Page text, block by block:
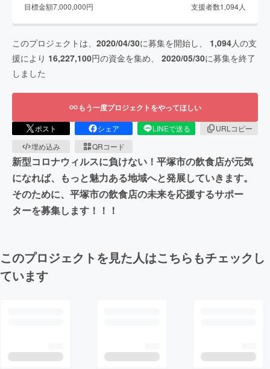
目標金額7,000,000円 支援者数1,094人
このプロジェクトは、 2020/04/30に募集を開始し、 1,094人の支
援により 16,227,100円の資金を集め、 2020/05/30に募集を終了
しました
もう一度プロジェクトをやってほしい
ポスト シェア LINEで送る
URLコピー
埋め込み
QRコード
新型コロナウィルスに負けない！平塚市の飲食店が元気
になれば、もっと魅力ある地域へと発展していきます。
そのために、平塚市の飲食店の未来を応援するサポー
ターを募集します！！！
このプロジェクトを見た人はこちらもチェックし
ています